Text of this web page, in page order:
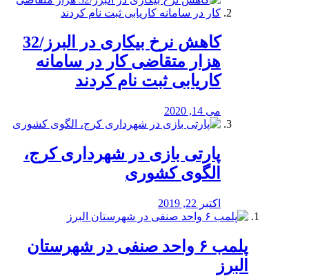
کاهش نرخ بیکاری در البرز/32
هزار متقاضی کار در سامانه
کاریابی ثبت نام کردند
می 14, 2020
پارتی بازی در شهرداری کرج،
الگوی کشوری
اکتبر 22, 2019
پلمب ۶ واحد صنفی در شهرستان
البرز